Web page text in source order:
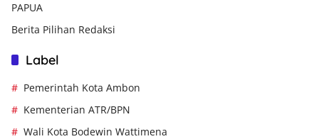
PAPUA
Berita Pilihan Redaksi
Label
Pemerintah Kota Ambon
Kementerian ATR/BPN
Wali Kota Bodewin Wattimena